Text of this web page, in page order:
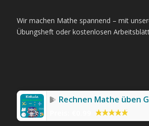
Wir machen Mathe spannend – mit
Übungsheft oder kostenlosen
Rechnen Mathe üben